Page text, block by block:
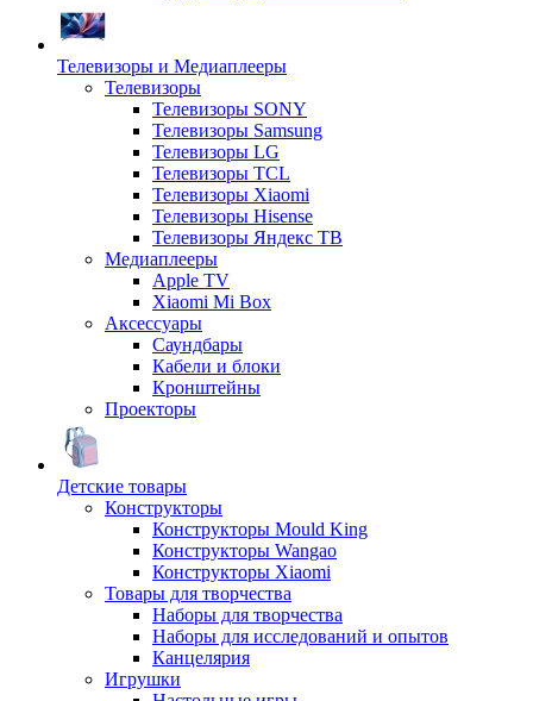
Телевизоры и Медиаплееры
Телевизоры
Телевизоры SONY
Телевизоры Samsung
Телевизоры LG
Телевизоры TCL
Телевизоры Xiaomi
Телевизоры Hisense
Телевизоры Яндекс ТВ
Медиаплееры
Apple TV
Xiaomi Mi Box
Аксессуары
Саундбары
Кабели и блоки
Кронштейны
Проекторы
Детские товары
Конструкторы
Конструкторы Mould King
Конструкторы Wangao
Конструкторы Xiaomi
Товары для творчества
Наборы для творчества
Наборы для исследований и опытов
Канцелярия
Игрушки